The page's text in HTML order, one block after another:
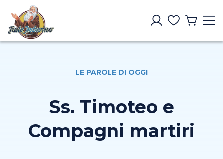
LE PAROLE DI OGGI
Ss. Timoteo e
Compagni martiri